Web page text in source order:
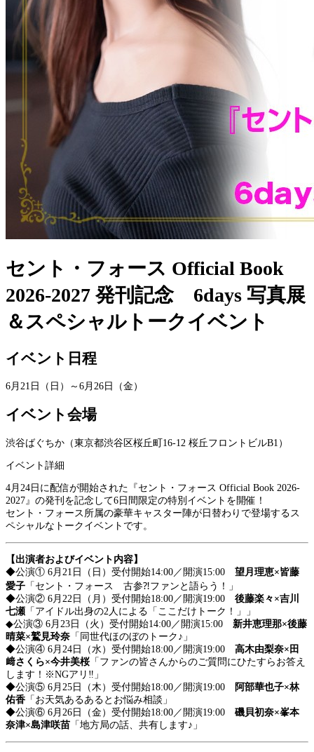
セント・フォース Official Book
2026-2027 発刊記念 6days 写真展
＆スペシャルトークイベント
イベント日程
6月21日（日）～6月26日（金）
イベント会場
渋谷ばぐちか（東京都渋谷区桜丘町16-12 桜丘フロントビルB1）
イベント詳細
4月24日に配信が開始された『セント・フォース Official Book 2026-
2027』の発刊を記念して6日間限定の特別イベントを開催！
セント・フォース所属の豪華キャスター陣が日替わりで登場するス
ペシャルなトークイベントです。
【出演者およびイベント内容】
◆公演① 6月21日（日）受付開始14:00／開演15:00 望月理恵×皆藤
愛子 「セント・フォース 古参⁈ファンと語らう！」
◆公演② 6月22日（月）受付開始18:00／開演19:00 後藤楽々×吉川
七瀬 「アイドル出身の2人による「ここだけトーク！」」
◆公演③ 6月23日（火）受付開始14:00／開演15:00 新井恵理那×後藤
晴菜×鷲見玲奈 「同世代ほのぼのトーク♪」
◆公演④ 6月24日（水）受付開始18:00／開演19:00 高木由梨奈×田
﨑さくら×今井美桜 「ファンの皆さんからのご質問にひたすらお答え
します！※NGアリ‼︎」
◆公演⑤ 6月25日（木）受付開始18:00／開演19:00
阿部華也子×林
佑香 「お天気あるあるとお悩み相談」
◆公演⑥ 6月26日（金）受付開始18:00／開演19:00 磯貝初奈×峯本
奈津×島津咲苗 「地方局の話、共有します♪」